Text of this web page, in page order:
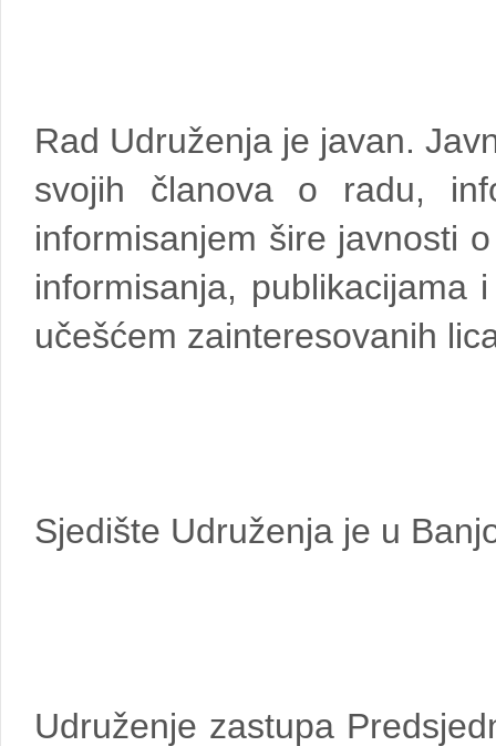
Rad Udruženja je javan.
svojih članova o radu,
informisanjem šire javnosti
informisanja, publikacijama
učešćem zainteresovanih
Sjedište Udruženja je u
Udruženje zastupa